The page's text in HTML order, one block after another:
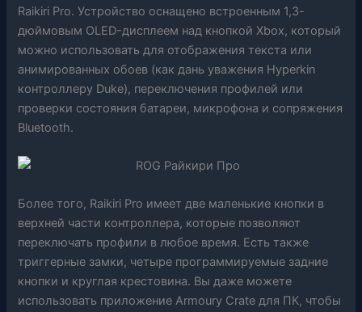
Raikiri Pro. Устройство оснащено встроенным 1,3-
дюймовым OLED-дисплеем над кнопкой Xbox, который
можно использовать для отображения текста или
анимированных обоев (как дань уважения Hyperkin
контроллеру Duke), переключения профилей или
проверки состояния батареи, микрофона и сопряжения
Bluetooth.
Более того, Raikiri Pro имеет две маленькие кнопки в
верхней части контроллера, которые позволяют
переключать профили в любое время. Есть также
триггерные замки, четыре программируемые задние
кнопки и круглая крестовина. Вы даже можете
использовать приложение Armoury Crate для ПК, чтобы